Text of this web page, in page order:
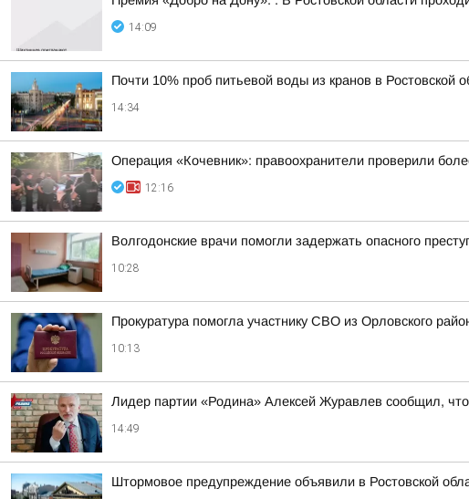
14:09
Почти 10% проб питьевой воды из кранов в Ростовской
14:34
Операция «Кочевник»: правоохранители проверили
12:16
Волгодонские врачи помогли задержать опасного
10:28
Прокуратура помогла участнику СВО из Орловского
10:13
Лидер партии «Родина» Алексей Журавлев сообщил,
14:49
Штормовое предупреждение объявили в Ростовской